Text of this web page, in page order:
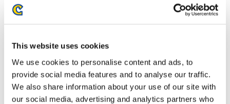
This website uses cookies
We use cookies to personalise content and ads, to
provide social media features and to analyse our traffic.
We also share information about your use of our site with
our social media, advertising and analytics partners who